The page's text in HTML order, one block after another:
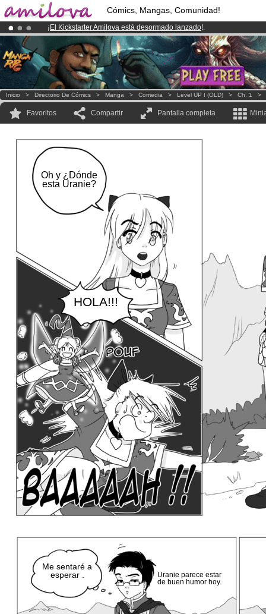
Cómics, Mangas, Comunidad!
¡ El Kickstarter Amilova está desormado lanzado!.
¡Ya tenemos 100000miembrosy 1000Cómics y Mangas!.
¡Conviertete en Premium por3.95 euros al mes!Hazte Premium ya
Inicio > Directorio De Cómics > Manga > Comedia > Level UP ! (OLD) > Ch. 1 >
Favoritos Compartir Pantalla completa
Oh y ¿Dónde
esta Uranie?
HOLA!!!
Me sentaré a
esperar .
Uranie parece estar
de buen humor hoy.